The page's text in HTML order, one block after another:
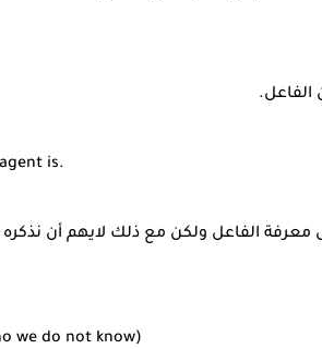
الفاعل.
is.
الفاعل ولكن مع ذلك لايهم أن نذكره
we do not know)